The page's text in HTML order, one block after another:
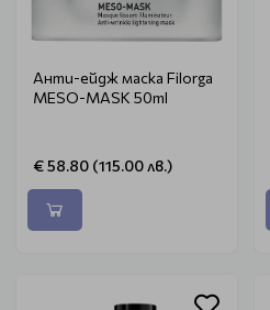
Анти-ейдж маска Filorga
MESO-MASK 50ml
€ 58.80 (115.00 лв.)